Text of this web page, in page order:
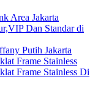
Area Jakarta
Dan Standar di
Putih Jakarta
Frame Stainless
Frame Stainless Di